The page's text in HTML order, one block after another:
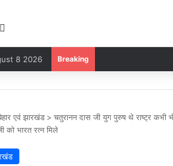
8 2026 Breaking
एवं झारखंड > चतुरानन दास जी युग पुरुष थे राष्ट्र
को भारत रत्न मिले